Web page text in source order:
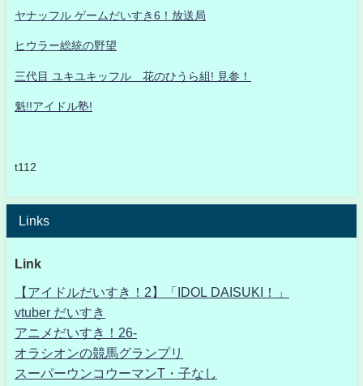
ヤナッフル ゲームだいすき6！放送局
ヒウラー総統の野望
三代目 ユキユキッフル 花のひうら組! 見参！
魁!!アイドル塾!
t112
Links
Link
【アイドルだいすき！2】「IDOL DAISUKI！」
vtuber だいすき
アニメだいすき！26-
オラシオンの競馬グランプリ
スーパーウンコウーマンT・子なし